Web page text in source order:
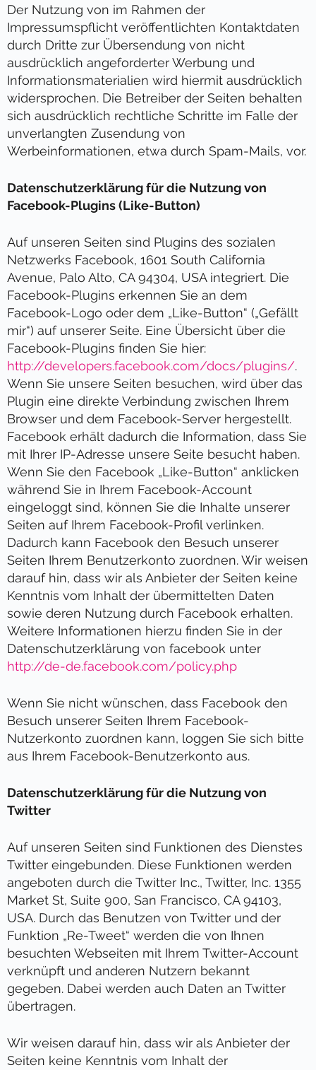
Der Nutzung von im Rahmen der
Impressumspflicht veröffentlichten Kontaktdaten
durch Dritte zur Übersendung von nicht
ausdrücklich angeforderter Werbung und
Informationsmaterialien wird hiermit ausdrücklich
widersprochen. Die Betreiber der Seiten behalten
sich ausdrücklich rechtliche Schritte im Falle der
unverlangten Zusendung von
Werbeinformationen, etwa durch Spam-Mails, vor.
Datenschutzerklärung für die Nutzung von
Facebook-Plugins (Like-Button)
Auf unseren Seiten sind Plugins des sozialen
Netzwerks Facebook, 1601 South California
Avenue, Palo Alto, CA 94304, USA integriert. Die
Facebook-Plugins erkennen Sie an dem
Facebook-Logo oder dem „Like-Button“ („Gefällt
mir“) auf unserer Seite. Eine Übersicht über die
Facebook-Plugins finden Sie hier:
http://developers.facebook.com/docs/plugins/.
Wenn Sie unsere Seiten besuchen, wird über das
Plugin eine direkte Verbindung zwischen Ihrem
Browser und dem Facebook-Server hergestellt.
Facebook erhält dadurch die Information, dass Sie
mit Ihrer IP-Adresse unsere Seite besucht haben.
Wenn Sie den Facebook „Like-Button“ anklicken
während Sie in Ihrem Facebook-Account
eingeloggt sind, können Sie die Inhalte unserer
Seiten auf Ihrem Facebook-Profil verlinken.
Dadurch kann Facebook den Besuch unserer
Seiten Ihrem Benutzerkonto zuordnen. Wir weisen
darauf hin, dass wir als Anbieter der Seiten keine
Kenntnis vom Inhalt der übermittelten Daten
sowie deren Nutzung durch Facebook erhalten.
Weitere Informationen hierzu finden Sie in der
Datenschutzerklärung von facebook unter
http://de-de.facebook.com/policy.php
Wenn Sie nicht wünschen, dass Facebook den
Besuch unserer Seiten Ihrem Facebook-
Nutzerkonto zuordnen kann, loggen Sie sich bitte
aus Ihrem Facebook-Benutzerkonto aus.
Datenschutzerklärung für die Nutzung von
Twitter
Auf unseren Seiten sind Funktionen des Dienstes
Twitter eingebunden. Diese Funktionen werden
angeboten durch die Twitter Inc., Twitter, Inc. 1355
Market St, Suite 900, San Francisco, CA 94103,
USA. Durch das Benutzen von Twitter und der
Funktion „Re-Tweet“ werden die von Ihnen
besuchten Webseiten mit Ihrem Twitter-Account
verknüpft und anderen Nutzern bekannt
gegeben. Dabei werden auch Daten an Twitter
übertragen.
Wir weisen darauf hin, dass wir als Anbieter der
Seiten keine Kenntnis vom Inhalt der